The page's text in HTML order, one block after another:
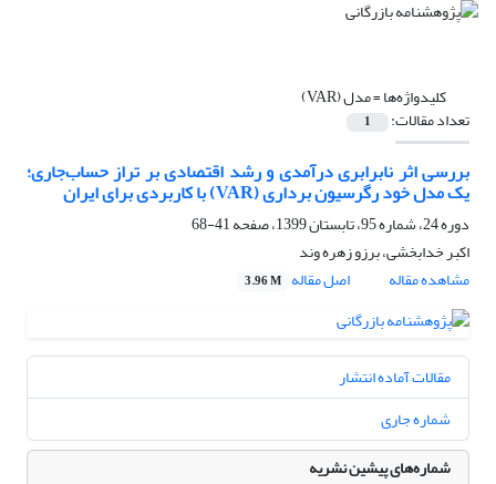
کلیدواژه‌ها =مدل (VAR)
تعداد مقالات: 1
بررسی اثر نابرابری درآمدی و رشد اقتصادی بر تراز حساب‌جاری؛
یک مدل خود رگرسیون برداری (VAR) با کاربردی برای ایران
دوره 24، شماره 95، تابستان 1399، صفحه
41-68
اکبر خدابخشی، برزو زهره وند
مشاهده مقاله
اصل مقاله 3.96 M
مقالات آماده انتشار
شماره جاری
شماره‌های پیشین نشریه